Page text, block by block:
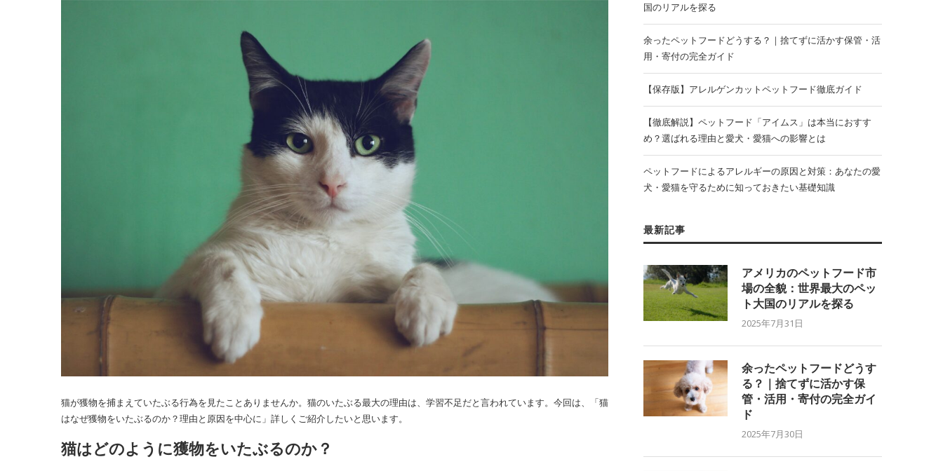
猫が獲物を捕まえていたぶる行為を見たことありませんか。猫のいたぶる最大の理由は、学習不足だと言われています。今回は、「猫
はなぜ獲物をいたぶるのか？理由と原因を中心に」詳しくご紹介したいと思います。
猫はどのように獲物をいたぶるのか？
国のリアルを探る
余ったペットフードどうする？｜捨てずに活かす保管・活
用・寄付の完全ガイド
【保存版】アレルゲンカットペットフード徹底ガイド
【徹底解説】ペットフード「アイムス」は本当におすす
め？選ばれる理由と愛犬・愛猫への影響とは
ペットフードによるアレルギーの原因と対策：あなたの愛
犬・愛猫を守るために知っておきたい基礎知識
最新記事
アメリカのペットフード市
場の全貌：世界最大のペッ
ト大国のリアルを探る
2025年7月31日
余ったペットフードどうす
る？｜捨てずに活かす保
管・活用・寄付の完全ガイ
ド
2025年7月30日